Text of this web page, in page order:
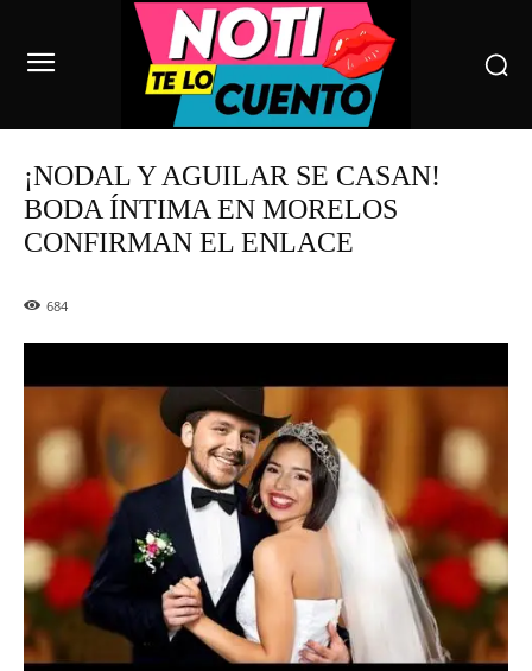
¡NODAL Y AGUILAR SE CASAN!
BODA ÍNTIMA EN MORELOS
CONFIRMAN EL ENLACE
684